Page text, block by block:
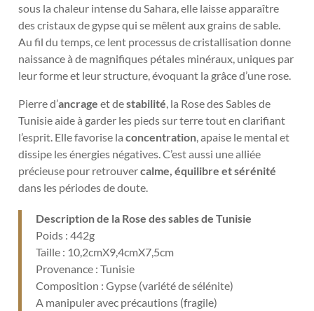
sous la chaleur intense du Sahara, elle laisse apparaître
des cristaux de gypse qui se mêlent aux grains de sable.
Au fil du temps, ce lent processus de cristallisation donne
naissance à de magnifiques pétales minéraux, uniques par
leur forme et leur structure, évoquant la grâce d’une rose.
Pierre d’ancrage et destabilité , la Rose des Sables de
Tunisie aide à garder les pieds sur terre tout en clarifiant
l’esprit. Elle favorise laconcentration , apaise le mental et
dissipe les énergies négatives. C’est aussi une alliée
précieuse pour retrouvercalme, équilibre et sérénité
dans les périodes de doute.
Description de la Rose des sables de Tunisie
Poids : 442g
Taille : 10,2cmX9,4cmX7,5cm
Provenance : Tunisie
Composition : Gypse (variété de sélénite)
A manipuler avec précautions (fragile)